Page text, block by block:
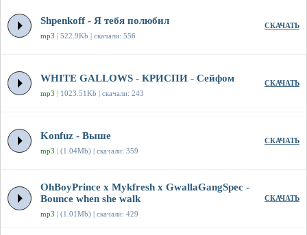
Shpenkoff - Я тебя полюбил
mp3 | 522.9Kb | скачали: 556
СКАЧАТЬ
WHITE GALLOWS - КРИСПИ - Сейфом
mp3 | 1023.51Kb | скачали: 243
СКАЧАТЬ
Konfuz - Выше
mp3 | (1.04Mb) | скачали: 359
СКАЧАТЬ
OhBoyPrince x Mykfresh x GwallaGangSpec -
Bounce when she walk
mp3 | (1.01Mb) | скачали: 429
СКАЧАТЬ